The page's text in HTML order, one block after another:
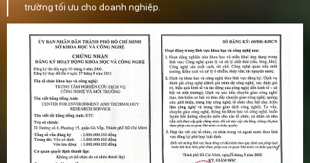
trường tối ưu cho doanh nghiệp.